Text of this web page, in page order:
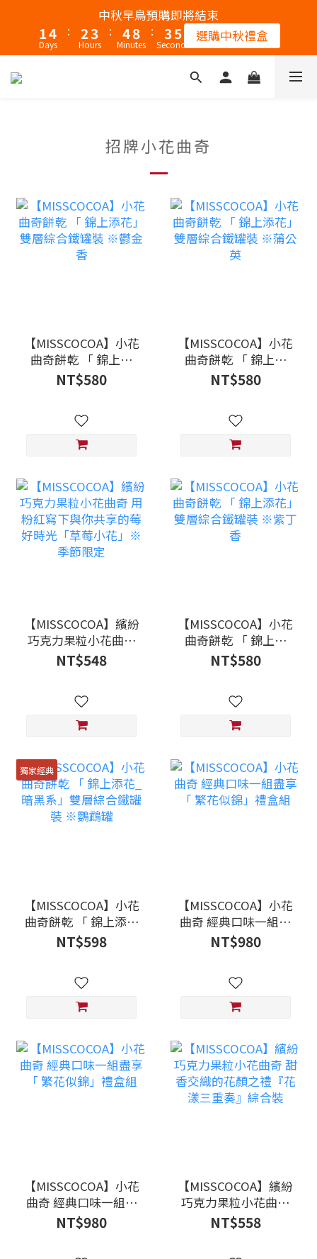
中秋早鳥預購即將結束
1
0
4
3
Days
:
2
1
3
2
Hours
:
5
4
3
9
8
7
2
Minutes
:
4
3
2
5
4
3
Seconds
選購中秋禮盒
招牌小花曲奇
【MISSCOCOA】小花
曲奇餅乾 「 錦上添
花」雙層綜合鐵罐裝
※鬱金香
NT$580
【MISSCOCOA】小花
曲奇餅乾 「 錦上添
花」雙層綜合鐵罐裝
※蒲公英
NT$580
【MISSCOCOA】繽紛
巧克力果粒小花曲奇
用粉紅寫下與你共享
NT$548
【MISSCOCOA】小花
曲奇餅乾 「 錦上添
花」雙層綜合鐵罐裝
NT$580
獨家經典
【MISSCOCOA】小花
曲奇餅乾 「 錦上添花
_暗黑系」雙層綜合鐵
罐裝 ※鸚鵡罐
NT$598
【MISSCOCOA】小花
曲奇 經典口味一組盡
享「 繁花似錦」禮盒
組
NT$980
【MISSCOCOA】小花
曲奇 經典口味一組盡
享「 繁花似錦」禮盒
組
NT$980
【MISSCOCOA】繽紛
巧克力果粒小花曲奇
甜香交織的花顏之禮
『花漾三重奏』綜合
NT$558